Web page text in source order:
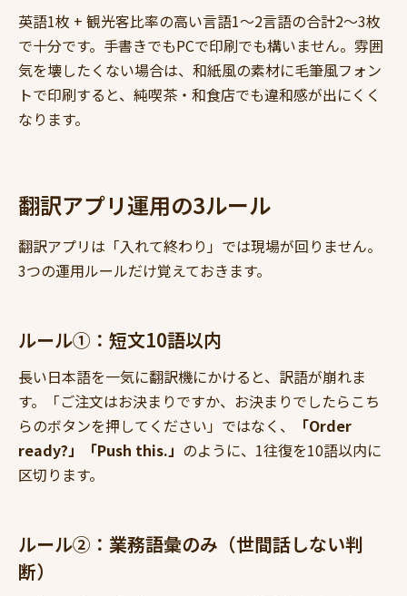
英語1枚 + 観光客比率の高い言語1〜2言語の合計2〜3枚
で十分です。手書きでもPCで印刷でも構いません。雰囲
気を壊したくない場合は、和紙風の素材に毛筆風フォン
トで印刷すると、純喫茶・和食店でも違和感が出にくく
なります。
翻訳アプリ運用の3ルール
翻訳アプリは「入れて終わり」では現場が回りません。
3つの運用ルールだけ覚えておきます。
ルール①：短文10語以内
長い日本語を一気に翻訳機にかけると、訳語が崩れま
す。「ご注文はお決まりですか、お決まりでしたらこち
らのボタンを押してください」ではなく、
「Order
ready?」「Push this.」 のように、1往復を10語以内に
区切ります。
ルール②：業務語彙のみ（世間話しない判
断）